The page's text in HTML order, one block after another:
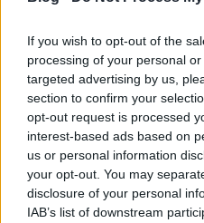
If you wish to opt-out of the
processing of your personal
targeted advertising by us,
section to confirm your
opt-out request is processed
interest-based ads based on
us or personal information
your opt-out. You may
disclosure of your personal
IAB’s list of downstream
A vetítőtermek kényelmét
volt 2014 leghosszabb
csupán8 perccel csúszott
Ridley Scottlegújabb
királyok pedig2 óra 31
végzett. A világ
elmaradnak ezek az
ugyanis240 órájávala
be.